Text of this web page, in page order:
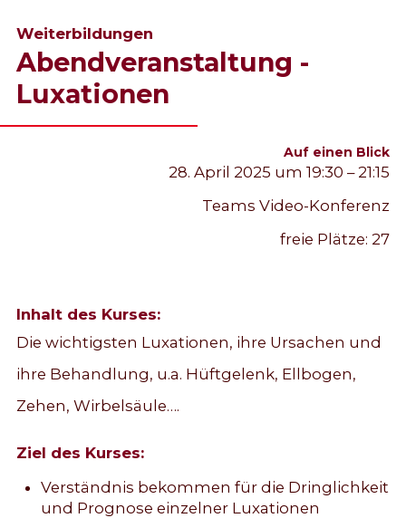
Weiterbildungen
Abendveranstaltung -
Luxationen
Auf einen Blick
28. April 2025 um 19:30 – 21:15
Teams Video-Konferenz
freie Plätze:27
Inhalt des Kurses:
Die wichtigsten Luxationen, ihre Ursachen und
ihre Behandlung, u.a. Hüftgelenk, Ellbogen,
Zehen, Wirbelsäule….
Ziel des Kurses:
Verständnis bekommen für die Dringlichkeit
und Prognose einzelner Luxationen